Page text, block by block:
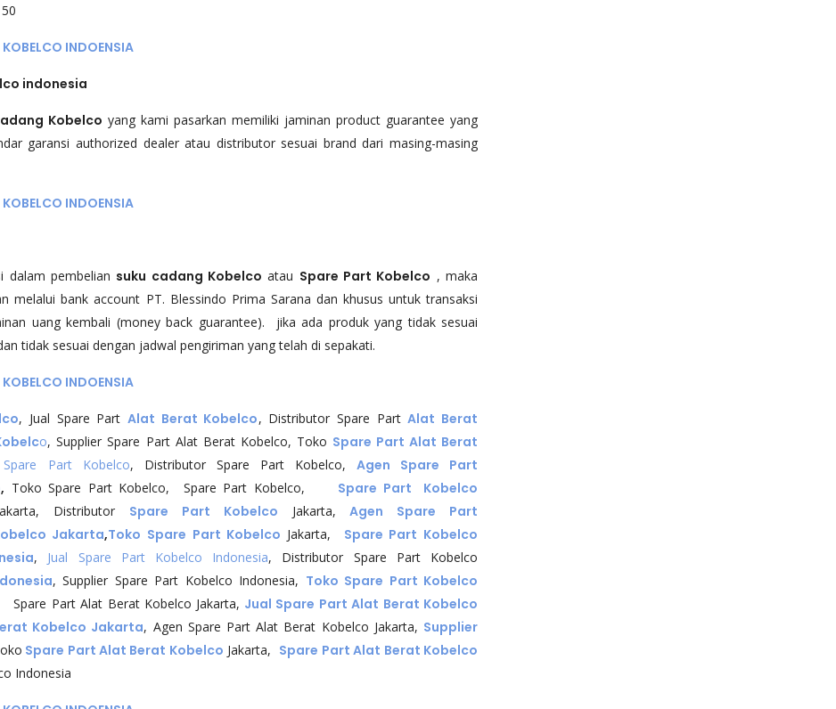
INDOENSIA
indonesia
Kobelco yang kami pasarkan memiliki jaminan product guarantee yang
garansi authorized dealer atau distributor sesuai brand dari masing-masing
INDOENSIA
dalam pembelian suku cadang Kobelco atau Spare Part Kobelco , maka
melalui bank account PT. Blessindo Prima Sarana dan khusus untuk transaksi
uang kembali (money back guarantee). jika ada produk yang tidak sesuai
tidak sesuai dengan jadwal pengiriman yang telah di sepakati.
INDOENSIA
, Jual Spare PartAlat Berat Kobelco, Distributor Spare PartAlat Berat
o, Supplier Spare Part Alat Berat Kobelco, Toko Spare Part Alat Berat
Spare Part Kobelco, Distributor Spare Part Kobelco, Agen Spare Part
, Toko Spare Part Kobelco, Spare Part Kobelco, Spare Part Kobelco
Distributor Spare Part Kobelco Jakarta,Agen Spare Part
Jakarta,Toko Spare Part Kobelco Jakarta, Spare Part Kobelco
, Jual Spare Part Kobelco Indonesia, Distributor Spare Part Kobelco
, Supplier Spare Part Kobelco Indonesia, Toko Spare Part Kobelco
Part Alat Berat Kobelco Jakarta, Jual Spare Part Alat Berat Kobelco
Kobelco Jakarta, Agen Spare Part Alat Berat Kobelco Jakarta, Supplier
Spare Part Alat Berat Kobelco Jakarta, Spare Part Alat Berat Kobelco
Indonesia